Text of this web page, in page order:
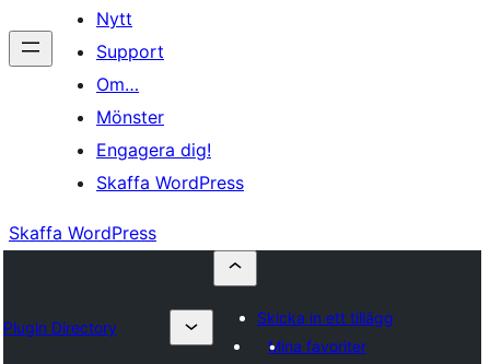
Nytt
Support
Om…
Mönster
Engagera dig!
Skaffa WordPress
Skaffa WordPress
Plugin Directory
Skicka in ett tillägg
Mina favoriter